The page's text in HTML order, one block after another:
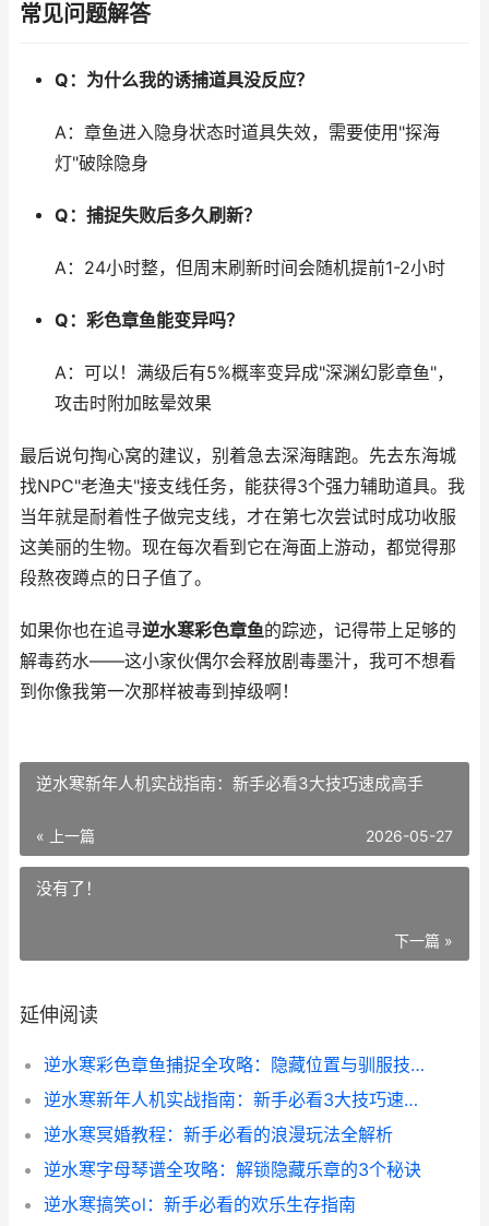
常见问题解答
Q：为什么我的诱捕道具没反应？
A：章鱼进入隐身状态时道具失效，需要使用"探海
灯"破除隐身
Q：捕捉失败后多久刷新？
A：24小时整，但周末刷新时间会随机提前1-2小时
Q：彩色章鱼能变异吗？
A：可以！满级后有5%概率变异成"深渊幻影章鱼"，
攻击时附加眩晕效果
最后说句掏心窝的建议，别着急去深海瞎跑。先去东海城
找NPC"老渔夫"接支线任务，能获得3个强力辅助道具。我
当年就是耐着性子做完支线，才在第七次尝试时成功收服
这美丽的生物。现在每次看到它在海面上游动，都觉得那
段熬夜蹲点的日子值了。
如果你也在追寻逆水寒彩色章鱼的踪迹，记得带上足够的
解毒药水——这小家伙偶尔会释放剧毒墨汁，我可不想看
到你像我第一次那样被毒到掉级啊！
逆水寒新年人机实战指南：新手必看3大技巧速成高手
« 上一篇 2026-05-27
没有了！
下一篇 »
延伸阅读
逆水寒彩色章鱼捕捉全攻略：隐藏位置与驯服技巧大揭秘
逆水寒新年人机实战指南：新手必看3大技巧速成高手
逆水寒冥婚教程：新手必看的浪漫玩法全解析
逆水寒字母琴谱全攻略：解锁隐藏乐章的3个秘诀
逆水寒搞笑ol：新手必看的欢乐生存指南